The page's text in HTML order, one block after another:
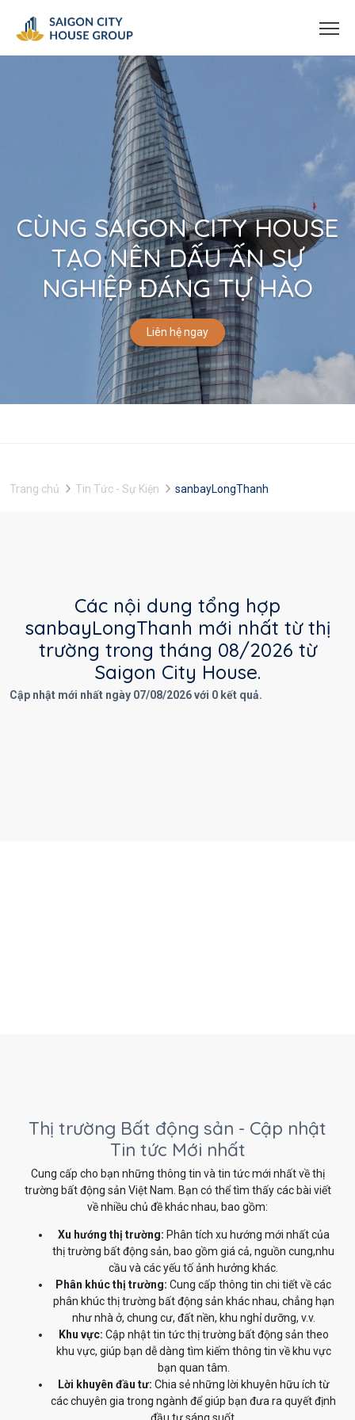
CÙNG SAIGON CITY HOUSE
TẠO NÊN DẤU ẤN SỰ
NGHIỆP ĐÁNG TỰ HÀO
Liên hệ ngay
Trang chủ Tin Tức - Sự Kiện sanbayLongThanh
Các nội dung tổng hợp
sanbayLongThanh mới nhất từ thị
trường trong tháng 08/2026 từ
Saigon City House.
Cập nhật mới nhất ngày 07/08/2026 với 0 kết quả.
Thị trường Bất động sản - Cập nhật
Tin tức Mới nhất
Cung cấp cho bạn những thông tin và tin tức mới nhất về thị
trường bất động sản Việt Nam. Bạn có thể tìm thấy các bài viết
về nhiều chủ đề khác nhau, bao gồm:
Xu hướng thị trường: Phân tích xu hướng mới nhất của
thị trường bất động sản, bao gồm giá cả, nguồn cung,nhu
cầu và các yếu tố ảnh hưởng khác.
Phân khúc thị trường: Cung cấp thông tin chi tiết về các
phân khúc thị trường bất động sản khác nhau, chẳng hạn
như nhà ở, chung cư, đất nền, khu nghỉ dưỡng, v.v.
Khu vực: Cập nhật tin tức thị trường bất động sản theo
khu vực, giúp bạn dễ dàng tìm kiếm thông tin về khu vực
bạn quan tâm.
Lời khuyên đầu tư: Chia sẻ những lời khuyên hữu ích từ
các chuyên gia trong ngành để giúp bạn đưa ra quyết định